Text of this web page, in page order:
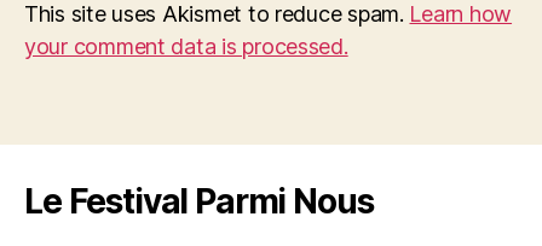
This site uses Akismet to reduce spam. Learn how
your comment data is processed.
Le Festival Parmi Nous